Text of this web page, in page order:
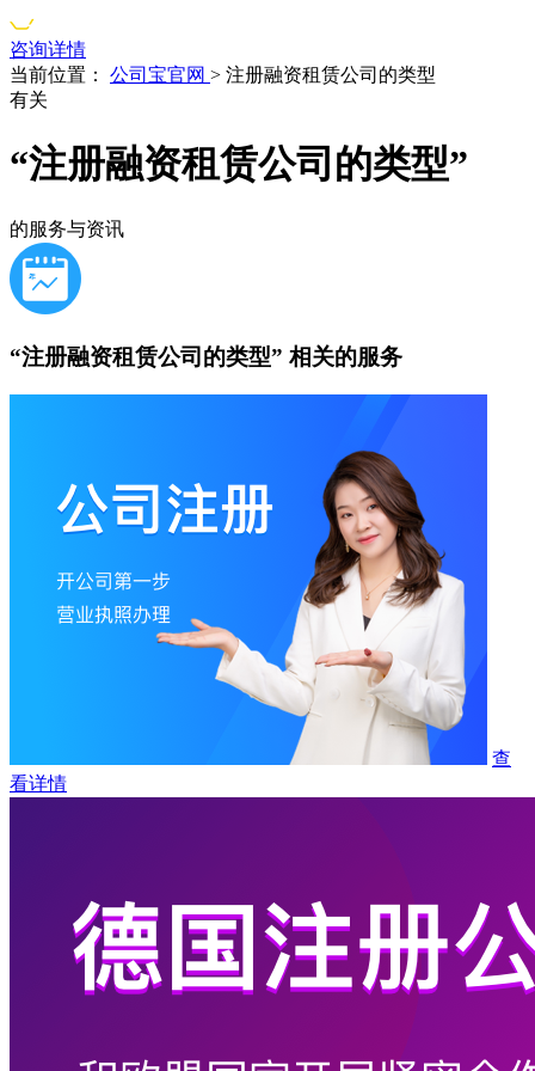
咨询详情
当前位置：
公司宝官网 > 注册融资租赁公司的类型
有关
“注册融资租赁公司的类型”
的服务与资讯
“注册融资租赁公司的类型” 相关的服务
查
看详情